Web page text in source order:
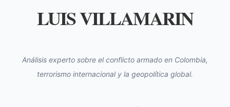
LUIS VILLAMARIN
Análisis experto sobre el conflicto armado en Colombia,
terrorismo internacional y la geopolítica global.